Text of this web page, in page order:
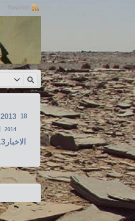
Suscribir:
2013 18
2014
الاخبار2013-03-07